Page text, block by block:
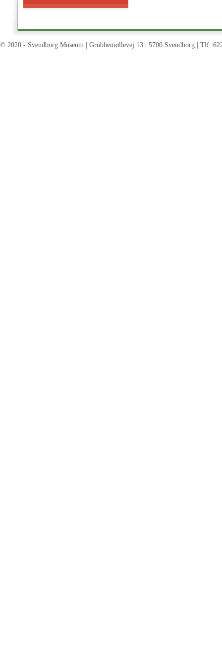
© 2020 - Svendborg Museum | Grubbemøllevej 13 | 5700 Svendborg | Tlf: